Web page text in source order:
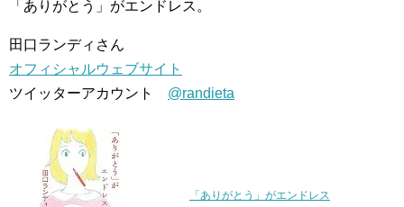
「ありがとう」がエンドレス。
田口ランディさん
オフィシャルウェブサイト
ツイッターアカウント @randieta
「ありがとう」がエンドレス